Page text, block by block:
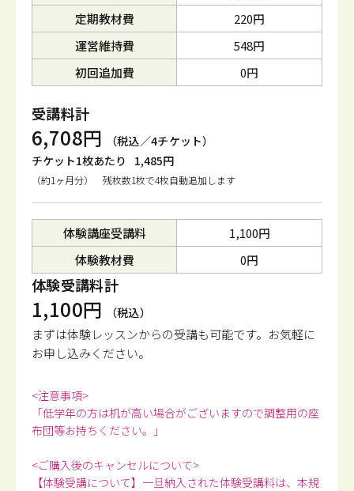
定期教材費
220円
運営維持費
548円
初回追加費
0円
受講料計
6,708円
（税込／4チケット）
チケット1枚あたり
1,485円
（約1ヶ月分） 残枚数1枚で4枚自動追加します
体験講座受講料
1,100円
体験教材費
0円
体験受講料計
1,100円 （税込）
まずは体験レッスンからの受講も可能です。 お気軽に
お申し込みください。
<注意事項>
「低学年の方は机が高い場合がございますので調整用の座
布団等お持ちください。」
<ご購入後のキャンセルについて>
【体験受講について】一旦納入された体験受講料は、本規